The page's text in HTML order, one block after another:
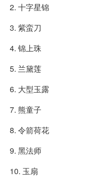
2. 十字星锦
3. 紫蛮刀
4. 锦上珠
5. 兰黛莲
6. 大型玉露
7. 熊童子
8. 令箭荷花
9. 黑法师
10. 玉扇